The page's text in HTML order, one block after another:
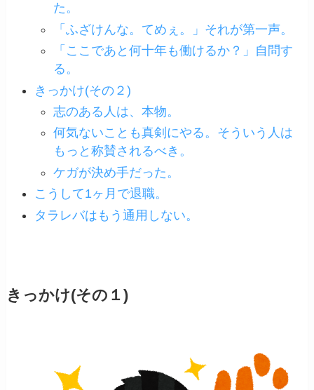
た。
「ふざけんな。てめぇ。」それが第一声。
「ここであと何十年も働けるか？」自問す
る。
きっかけ(その２)
志のある人は、本物。
何気ないことも真剣にやる。そういう人は
もっと称賛されるべき。
ケガが決め手だった。
こうして1ヶ月で退職。
タラレバはもう通用しない。
きっかけ(その１)